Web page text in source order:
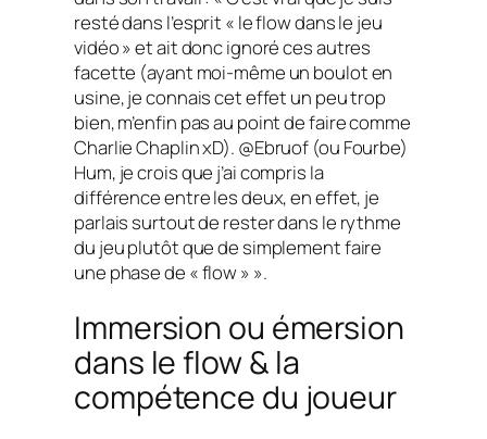
resté dans l’esprit « le flow dans le jeu
vidéo » et ait donc ignoré ces autres
facette (ayant moi-même un boulot en
usine, je connais cet effet un peu trop
bien, m’enfin pas au point de faire comme
Charlie Chaplin xD). @Ebruof (ou Fourbe)
Hum, je crois que j’ai compris la
différence entre les deux, en effet, je
parlais surtout de rester dans le rythme
du jeu plutôt que de simplement faire
une phase de « flow » ».
Immersion ou émersion
dans le flow & la
compétence du joueur